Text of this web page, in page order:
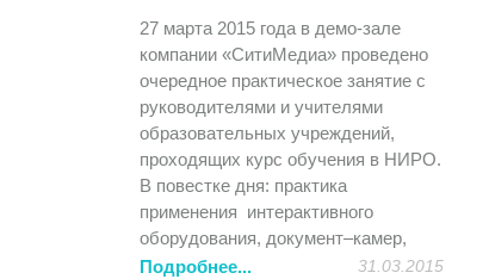
27 марта 2015 года в демо-зале
компании «СитиМедиа» проведено
очередное практическое занятие с
руководителями и учителями
образовательных учреждений,
проходящих курс обучения в НИРО.
В повестке дня: практика
применения интерактивного
оборудования, документ–камер,
систем опроса в образовательном
Подробнее... 31.03.2015